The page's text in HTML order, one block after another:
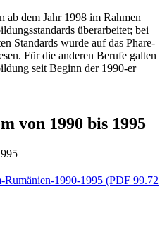
ab dem Jahr 1998 im Rahmen
überarbeitet; bei
Standards wurde auf das Phare-
Für die anderen Berufe galten
seit Beginn der 1990-er
von 1990 bis 1995
Rumänien-1990-1995 (PDF 99.72